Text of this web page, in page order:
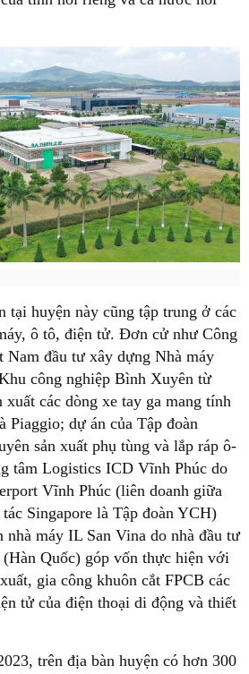
tại huyện này cũng tập trung ở các
ô tô, điện tử. Đơn cử như Công
đầu tư xây dựng Nhà máy
công nghiệp Bình Xuyên từ
xuất các dòng xe tay ga mang tính
Piaggio; dự án của Tập đoàn
sản xuất phụ tùng và lắp ráp ô-
tâm Logistics ICD Vĩnh Phúc do
Vĩnh Phúc (liên doanh giữa
Singapore là Tập đoàn YCH)
nhà máy IL San Vina do nhà đầu tư
Quốc) góp vốn thực hiện với
gia công khuôn cắt FPCB các
tử của điện thoại di động và thiết
trên địa bàn huyện có hơn 300